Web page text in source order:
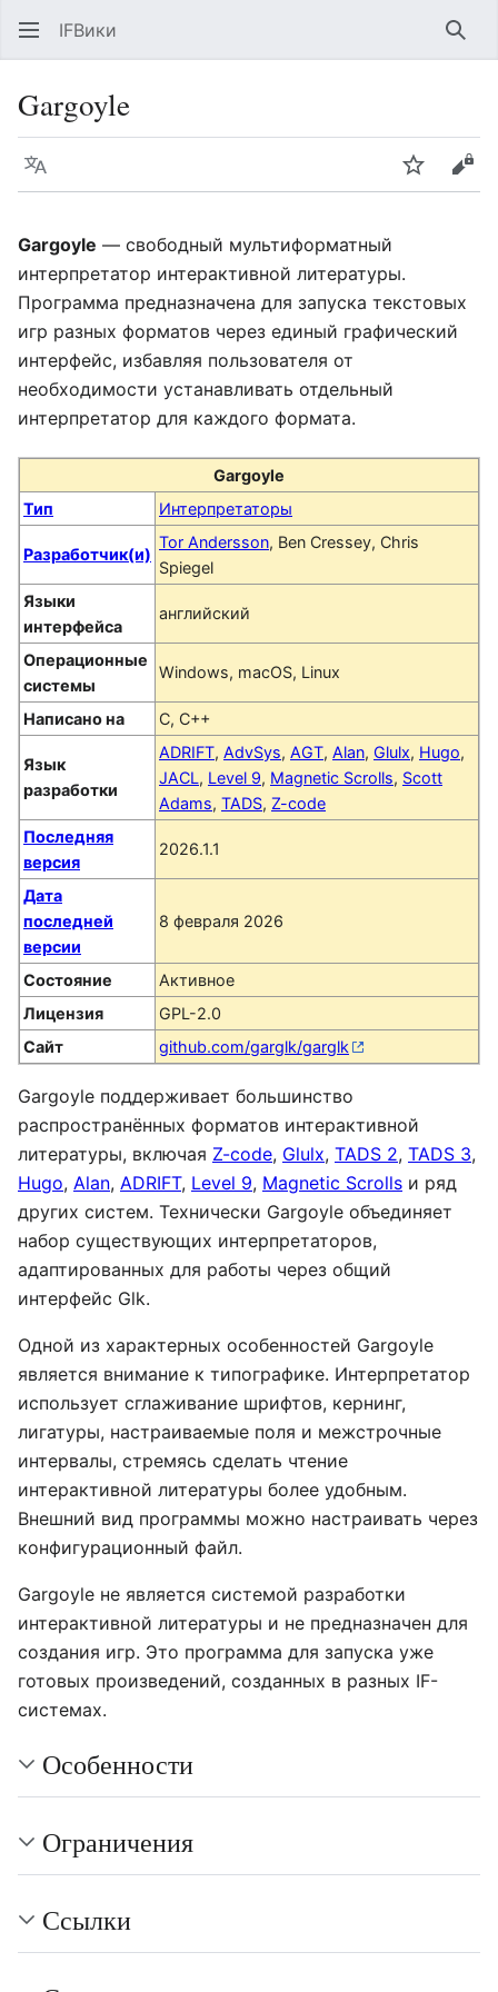
IFВики
Gargoyle
Язык Следить
Gargoyle — свободный мультиформатный
интерпретатор интерактивной литературы.
Программа предназначена для запуска текстовых
игр разных форматов через единый графический
интерфейс, избавляя пользователя от
необходимости устанавливать отдельный
интерпретатор для каждого формата.
Gargoyle
Тип
Интерпретаторы
Разработчик(и)
Tor Andersson, Ben Cressey, Chris
Spiegel
Языки
интерфейса
английский
Операционные
системы
Windows, macOS, Linux
Написано на C, C++
Язык
разработки
ADRIFT, AdvSys, AGT, Alan, Glulx, Hugo,
JACL, Level 9, Magnetic Scrolls, Scott
Adams, TADS, Z-code
Последняя
версия
2026.1.1
Дата
последней
версии
8 февраля 2026
Состояние
Активное
Лицензия
GPL-2.0
Сайт
github.com/garglk/garglk
Gargoyle поддерживает большинство
распространённых форматов интерактивной
литературы, включая Z-code, Glulx, TADS 2, TADS 3,
Hugo, Alan, ADRIFT, Level 9, Magnetic Scrolls и ряд
других систем. Технически Gargoyle объединяет
набор существующих интерпретаторов,
адаптированных для работы через общий
интерфейс Glk.
Одной из характерных особенностей Gargoyle
является внимание к типографике. Интерпретатор
использует сглаживание шрифтов, кернинг,
лигатуры, настраиваемые поля и межстрочные
интервалы, стремясь сделать чтение
интерактивной литературы более удобным.
Внешний вид программы можно настраивать через
конфигурационный файл.
Gargoyle не является системой разработки
интерактивной литературы и не предназначен для
создания игр. Это программа для запуска уже
готовых произведений, созданных в разных IF-
системах.
Особенности
Ограничения
Ссылки